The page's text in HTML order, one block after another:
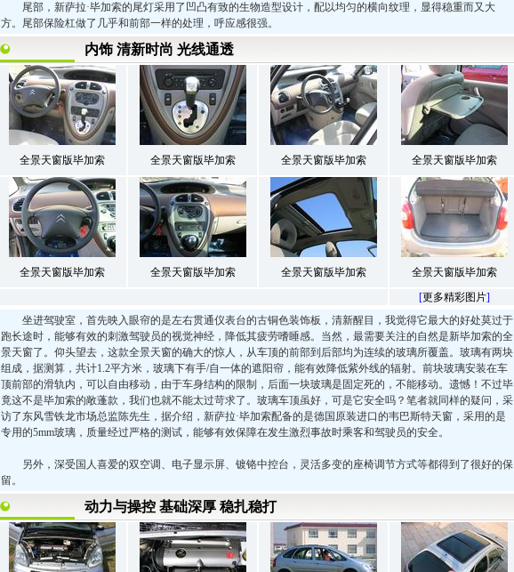
尾部，新萨拉·毕加索的尾灯采用了凹凸有致的生物造型设计，配以均匀的横向纹理，显得稳重而又大
方。尾部保险杠做了几乎和前部一样的处理，呼应感很强。
内饰 清新时尚 光线通透
全景天窗版毕加索 全景天窗版毕加索 全景天窗版毕加索 全景天窗版毕加索
全景天窗版毕加索 全景天窗版毕加索 全景天窗版毕加索
全景天窗版毕加索
[更多精彩图片]
坐进驾驶室，首先映入眼帘的是左右贯通仪表台的古铜色装饰板，清新醒目，我觉得它最大的好处莫过于
跑长途时，能够有效的刺激驾驶员的视觉神经，降低其疲劳嗜睡感。当然，最需要关注的自然是新毕加索的全
景天窗了。仰头望去，这款全景天窗的确大的惊人，从车顶的前部到后部均为连续的玻璃所覆盖。玻璃有两块
组成，据测算，共计1.2平方米，玻璃下有手/自一体的遮阳帘，能有效降低紫外线的辐射。前块玻璃安装在车
顶前部的滑轨内，可以自由移动，由于车身结构的限制，后面一块玻璃是固定死的，不能移动。遗憾！不过毕
竟这不是毕加索的敞蓬款，我们也就不能太过苛求了。玻璃车顶虽好，可是它安全吗？笔者就同样的疑问，采
访了东风雪铁龙市场总监陈先生，据介绍，新萨拉·毕加索配备的是德国原装进口的韦巴斯特天窗，采用的是
专用的5mm玻璃，质量经过严格的测试，能够有效保障在发生激烈事故时乘客和驾驶员的安全。
另外，深受国人喜爱的双空调、电子显示屏、镀铬中控台，灵活多变的座椅调节方式等都得到了很好的保
留。
动力与操控 基础深厚 稳扎稳打